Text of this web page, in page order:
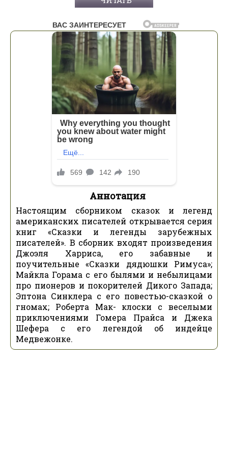
Аннотация
Настоящим сборником сказок и легенд
американских писателей открывается серия
книг «Сказки и легенды зарубежных
писателей». В сборник входят произведения
Джоэля Харриса, его забавные и
поучительные «Сказки дядюшки Римуса»;
Майкла Горама с его былями и небылицами
про пионеров и покорителей Дикого Запада;
Эптона Синклера с его повестью-сказкой о
гномах; Роберта Мак- клоски с веселыми
приключениями Гомера Прайса и Джека
Шефера с его легендой об индейце
Медвежонке.